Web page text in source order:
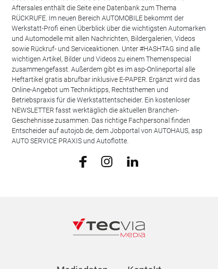
Aftersales enthält die Seite eine Datenbank zum Thema
RÜCKRUFE. Im neuen Bereich AUTOMOBILE bekommt der
Werkstatt-Profi einen Überblick über die wichtigsten Automarken
und Automodelle mit allen Nachrichten, Bildergalerien, Videos
sowie Rückruf- und Serviceaktionen. Unter #HASHTAG sind alle
wichtigen Artikel, Bilder und Videos zu einem Themenspecial
zusammengefasst. Außerdem gibt es im asp-Onlineportal alle
Heftartikel gratis abrufbar inklusive E-PAPER. Ergänzt wird das
Online-Angebot um Techniktipps, Rechtsthemen und
Betriebspraxis für die Werkstattentscheider. Ein kostenloser
NEWSLETTER fasst werktäglich die aktuellen Branchen-
Geschehnisse zusammen. Das richtige Fachpersonal finden
Entscheider auf autojob.de, dem Jobportal von AUTOHAUS, asp
AUTO SERVICE PRAXIS und Autoflotte.